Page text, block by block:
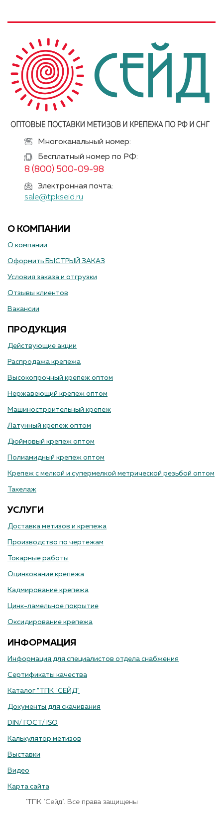
Многоканальный номер:
Бесплатный номер по РФ:
8 (800) 500-09-98
Электронная почта:
sale@tpkseid.ru
О КОМПАНИИ
О компании
Оформить БЫСТРЫЙ ЗАКАЗ
Условия заказа и отгрузки
Отзывы клиентов
Вакансии
ПРОДУКЦИЯ
Действующие акции
Распродажа крепежа
Высокопрочный крепеж оптом
Нержавеющий крепеж оптом
Машиностроительный крепеж
Латунный крепеж оптом
Дюймовый крепеж оптом
Полиамидный крепеж оптом
Крепеж с мелкой и супермелкой метрической резьбой оптом
Такелаж
УСЛУГИ
Доставка метизов и крепежа
Производство по чертежам
Токарные работы
Оцинкование крепежа
Кадмирование крепежа
Цинк-ламельное покрытие
Оксидирование крепежа
ИНФОРМАЦИЯ
Информация для специалистов отдела снабжения
Сертификаты качества
Каталог "ТПК "СЕЙД"
Документы для скачивания
DIN/ ГОСТ/ ISO
Калькулятор метизов
Выставки
Видео
Карта сайта
"ТПК "Сейд". Все права защищены